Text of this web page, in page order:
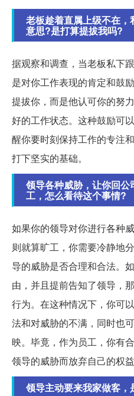
老板趁着直属上级不在
意思?是打算提拔我吗?
据观察和调查，当老板私下
是对你工作表现的肯定和鼓
提拔你，而是他认可你的努
好的工作状态。这种鼓励可
醒你要时刻保持工作的专注
打下坚实的基础。
领导各种威胁，让你回
工，怎么看待这个事情?
如果你的领导对你进行各种
则就算旷工，你需要冷静地
导的威胁是否合理和合法。
由，并且提前告知了领导，
行为。在这种情况下，你可
法和对威胁的不满，同时也
映。毕竟，作为员工，你有
领导的威胁而放弃自己的权益
领导主动要来我家做客，